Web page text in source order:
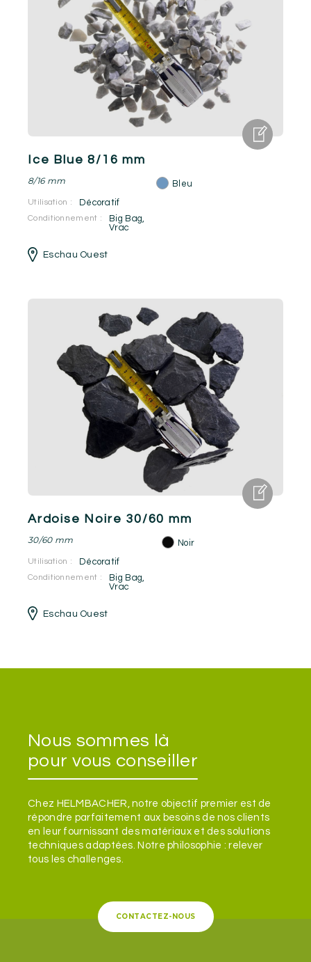
Ice Blue 8/16 mm
8/16 mm Bleu
Utilisation : Décoratif
Conditionnement : Big Bag,
Vrac
Eschau Ouest
Ardoise Noire 30/60 mm
30/60 mm Noir
Utilisation : Décoratif
Conditionnement : Big Bag,
Vrac
Eschau Ouest
Nous sommes là
pour vous conseiller
Chez HELMBACHER, notre objectif premier est de
répondre parfaitement aux besoins de nos clients
en leur fournissant des matériaux et des solutions
techniques adaptées. Notre philosophie : relever
tous les challenges.
CONTACTEZ-NOUS